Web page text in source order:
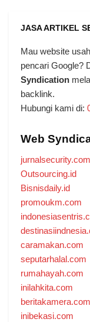
JASA ARTIKEL
Mau website
pencari Google?
Syndication
backlink.
Hubungi kami di:
Web
jurnalsecurity.com
Outsourcing.id
Bisnisdaily.id
promoukm.com
caramakan.com
seputarhalal.com
rumahayah.com
inilahkita.com
beritakamera.com
inibekasi.com